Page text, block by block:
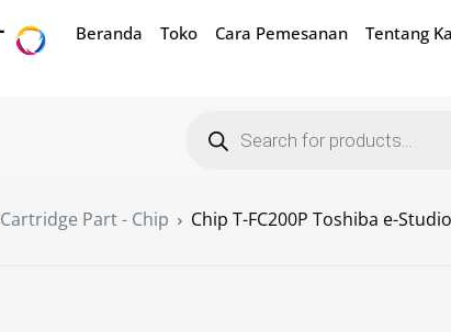
Beranda Toko Cara Pemesanan Tentang
Cartridge Part - Chip Chip T-FC200P Toshiba e-